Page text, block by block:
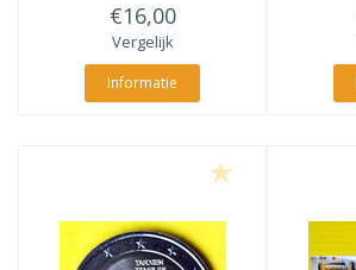
€16,00
Vergelijk
Informatie